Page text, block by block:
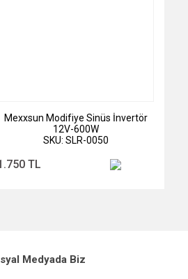
Mexxsun Modifiye Sinüs İnvertör
12V-600W
SKU: SLR-0050
TL
Medyada Biz